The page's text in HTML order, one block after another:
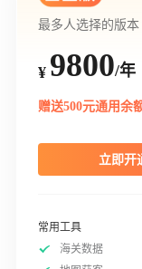
最多人选择的版本
¥ 9800/年
赠送500元通用余
立即开
常用工具
海关数据